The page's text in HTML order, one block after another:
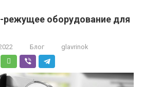
режущее оборудование для
Блог glavrinok